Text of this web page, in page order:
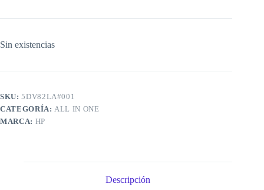
Sin existencias
SKU:5DV82LA#001
CATEGORÍA: ALL IN ONE
MARCA: HP
Descripción